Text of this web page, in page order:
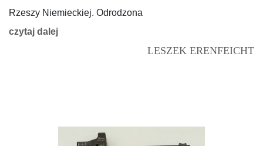
Rzeszy Niemieckiej. Odrodzona
czytaj dalej
LESZEK ERENFEICHT